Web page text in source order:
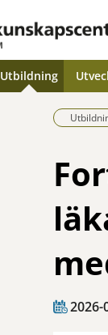
Utbildning
2026-